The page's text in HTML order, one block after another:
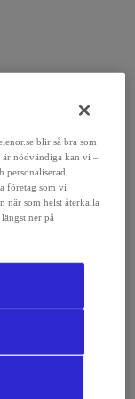
blir så bra som
är nödvändiga kan vi –
personaliserad
företag som vi
när som helst återkalla
ner på